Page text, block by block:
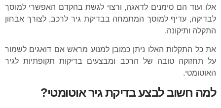
אלו ועוד הם סימנים לדאגה, ורצוי לגשת בהקדם האפשרי למוסך
לבדיקה, עדיף למוסך המתמחה בבדיקת גיר לרכב, לצורך אבחון
התקלה ותיקונה.
את כל התקלות האלו ניתן כמובן למנוע מראש אם דואגים לשמור
על תחזוקה טובה של הרכב ומבצעים בדיקות תקופתיות לגיר
האוטומטי.
למה חשוב לבצע בדיקת גיר אוטומטי?